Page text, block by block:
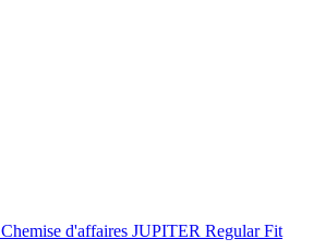
Chemise d'affaires JUPITER Regular Fit